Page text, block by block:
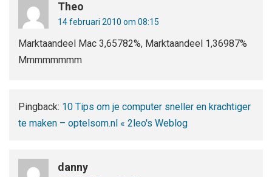
Theo
14 februari 2010 om 08:15
Marktaandeel Mac 3,65782%, Marktaandeel 1,36987%
Mmmmmmmm
Pingback: 10 Tips om je computer sneller en krachtiger
te maken – optelsom.nl « 2leo's Weblog
danny